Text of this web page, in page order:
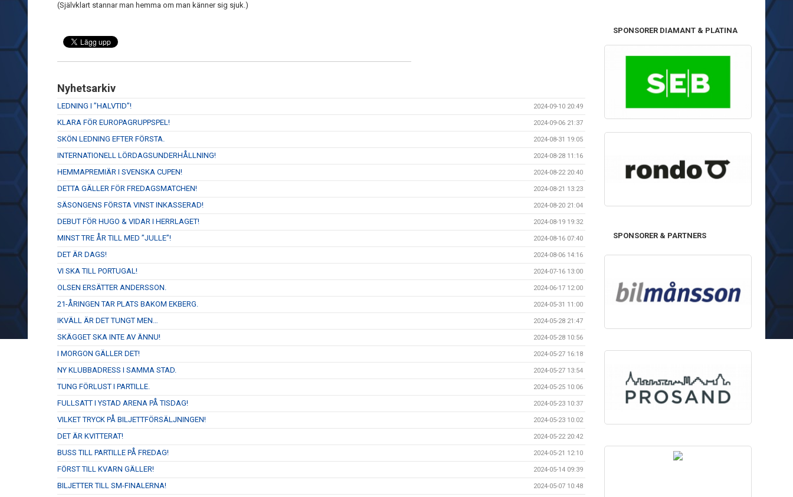
(Självklart stannar man hemma om man känner sig sjuk.)
Nyhetsarkiv
LEDNING I ”HALVTID”! 2024-09-10 20:49
KLARA FÖR EUROPAGRUPPSPEL! 2024-09-06 21:37
SKÖN LEDNING EFTER FÖRSTA. 2024-08-31 19:05
INTERNATIONELL LÖRDAGSUNDERHÅLLNING! 2024-08-28 11:16
HEMMAPREMIÄR I SVENSKA CUPEN! 2024-08-22 20:40
DETTA GÄLLER FÖR FREDAGSMATCHEN! 2024-08-21 13:23
SÄSONGENS FÖRSTA VINST INKASSERAD! 2024-08-20 21:04
DEBUT FÖR HUGO & VIDAR I HERRLAGET! 2024-08-19 19:32
MINST TRE ÅR TILL MED ”JULLE”! 2024-08-16 07:40
DET ÄR DAGS! 2024-08-06 14:16
VI SKA TILL PORTUGAL! 2024-07-16 13:00
OLSEN ERSÄTTER ANDERSSON. 2024-06-17 12:00
21-ÅRINGEN TAR PLATS BAKOM EKBERG. 2024-05-31 11:00
IKVÄLL ÄR DET TUNGT MEN… 2024-05-28 21:47
SKÄGGET SKA INTE AV ÄNNU! 2024-05-28 10:56
I MORGON GÄLLER DET! 2024-05-27 16:18
NY KLUBBADRESS I SAMMA STAD. 2024-05-27 13:54
TUNG FÖRLUST I PARTILLE. 2024-05-25 10:06
FULLSATT I YSTAD ARENA PÅ TISDAG! 2024-05-23 10:37
VILKET TRYCK PÅ BILJETTFÖRSÄLJNINGEN! 2024-05-23 10:02
DET ÄR KVITTERAT! 2024-05-22 20:42
BUSS TILL PARTILLE PÅ FREDAG! 2024-05-21 12:10
FÖRST TILL KVARN GÄLLER! 2024-05-14 09:39
BILJETTER TILL SM-FINALERNA! 2024-05-07 10:48
SPONSORER DIAMANT & PLATINA
SPONSORER & PARTNERS